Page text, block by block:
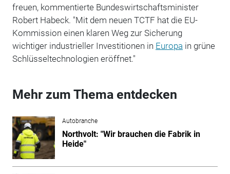
freuen, kommentierte Bundeswirtschaftsminister
Robert Habeck. "Mit dem neuen TCTF hat die EU-
Kommission einen klaren Weg zur Sicherung
wichtiger industrieller Investitionen in Europa in grüne
Schlüsseltechnologien eröffnet."
Mehr zum Thema entdecken
Autobranche
Northvolt: "Wir brauchen die Fabrik in
Heide"